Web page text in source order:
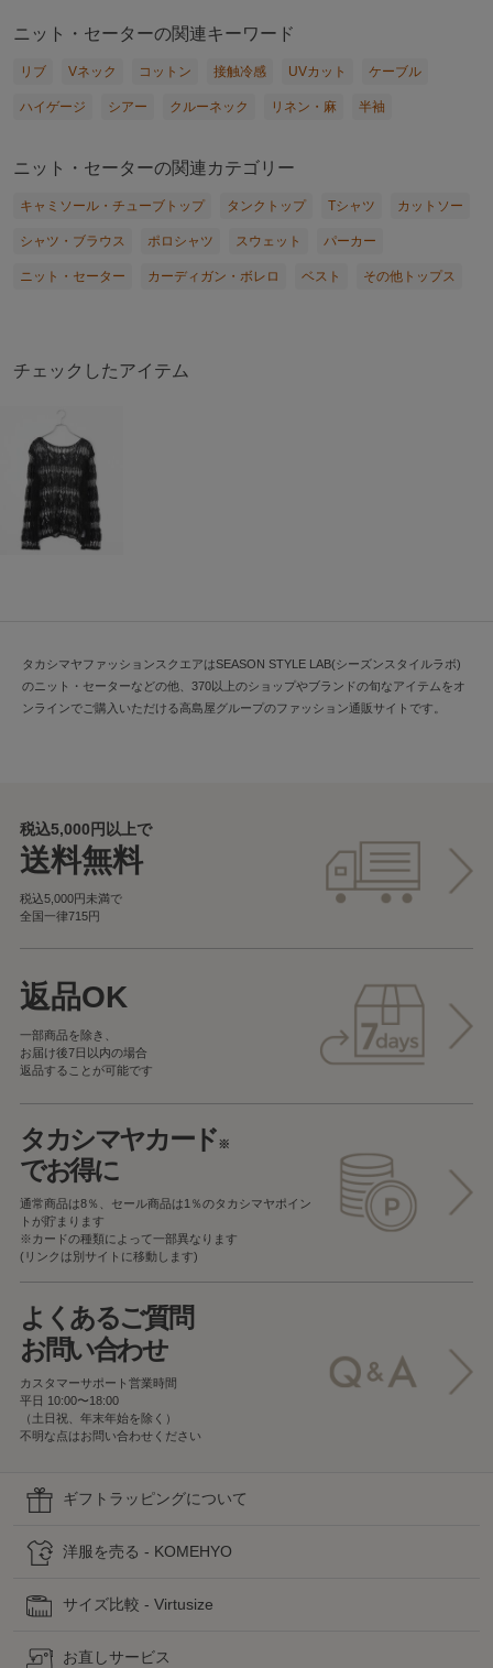
ニット・セーターの関連キーワード
リブ Vネック コットン 接触冷感 UVカット ケーブル
ハイゲージ シアー クルーネック リネン・麻 半袖
ニット・セーターの関連カテゴリー
キャミソール・チューブトップ タンクトップ Tシャツ カットソー
シャツ・ブラウス ポロシャツ スウェット パーカー
ニット・セーター カーディガン・ボレロ ベスト その他トップス
チェックしたアイテム
タカシマヤファッションスクエアはSEASON STYLE LAB(シーズンスタイルラボ)
のニット・セーターなどの他、370以上のショップやブランドの旬なアイテムをオ
ンラインでご購入いただける高島屋グループのファッション通販サイトです。
税込5,000円以上で
送料無料
税込5,000円未満で
全国一律715円
返品OK
一部商品を除き、
お届け後7日以内の場合
返品することが可能です
タカシマヤカード※
でお得に
通常商品は8％、セール商品は1％のタカシマヤポイン
トが貯まります
※カードの種類によって一部異なります
(リンクは別サイトに移動します)
よくあるご質問
お問い合わせ
カスタマーサポート営業時間
平日 10:00〜18:00
（土日祝、年末年始を除く）
不明な点はお問い合わせください
ギフトラッピングについて
洋服を売る - KOMEHYO
サイズ比較 - Virtusize
お直しサービス